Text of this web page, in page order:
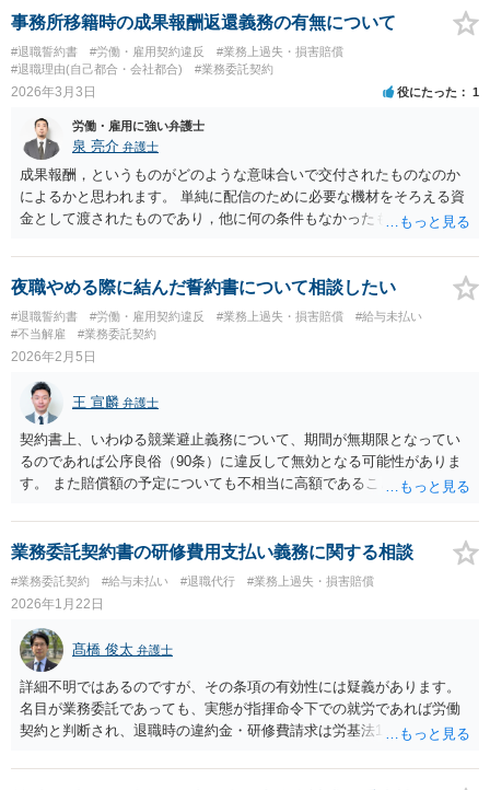
事務所移籍時の成果報酬返還義務の有無について
#退職誓約書 #労働・雇用契約違反
#業務上過失・損害賠償
#退職理由(自己都合・会社都合)
#業務委託契約
2026年3月3日 役にたった 1
労働・雇用に強い弁護士
泉 亮介 弁護士
成果報酬，というものがどのような意味合いで交付されたものなのか
によるかと思われます。 単純に配信のために必要な機材をそろえる資
金として渡されたものであり，他に何の条件もなかったものであれば
夜職やめる際に結んだ誓約書について相談したい
#退職誓約書 #労働・雇用契約違反 #業務上過失・損害賠償
#給与未払い
#不当解雇
#業務委託契約
2026年2月5日
王 宣麟 弁護士
契約書上、いわゆる競業避止義務について、期間が無期限となってい
るのであれば公序良俗（90条）に違反して無効となる可能性がありま
す。 また賠償額の予定についても不相当に高額であることを理由に減
形態として実質的に雇用契約（勤務形態等により指揮命令下に置かれ
ていたといえるかが問題となりますが）だと評価されるのであれば、
業務委託契約自体を無効だと主張する可能性もありえるかと思われま
す。
業務委託契約書の研修費用支払い義務に関する相談
#業務委託契約 #給与未払い #退職代行 #業務上過失・損害賠償
2026年1月22日
髙橋 俊太 弁護士
詳細不明ではあるのですが、その条項の有効性には疑義があります。
名目が業務委託であっても、実態が指揮命令下での就労であれば労働
契約と判断され、退職時の違約金・研修費請求は労基法16条違反とな
費を退店時に当然に請求することを定める条項は相当性を欠き公序良